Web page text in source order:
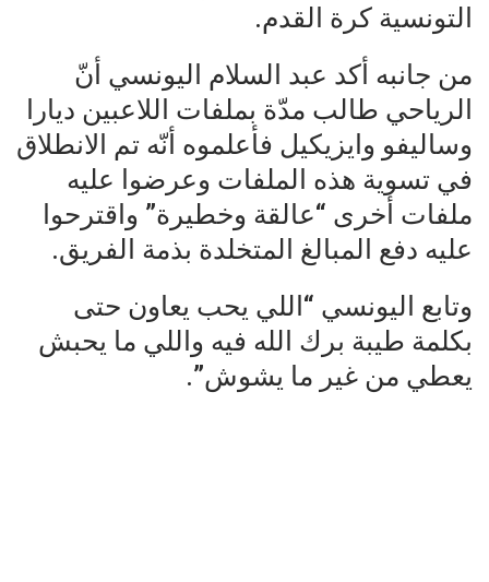
التونسية كرة القدم.
من جانبه أكد عبد السلام اليونسي أنّ
الرياحي طالب مدّة بملفات اللاعبين ديارا
وساليفو وايزيكيل فأعلموه أنّه تم الانطلاق
في تسوية هذه الملفات وعرضوا عليه
ملفات أخرى “عالقة وخطيرة” واقترحوا
عليه دفع المبالغ المتخلدة بذمة الفريق.
وتابع اليونسي “اللي يحب يعاون حتى
بكلمة طيبة برك الله فيه واللي ما يحبش
يعطي من غير ما يشوش”.